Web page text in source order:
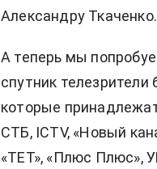
Александру
А теперь мы
спутник телезрители
которые
СТБ, ICTV, «Новый
«ТЕТ», «Плюс Плюс»,